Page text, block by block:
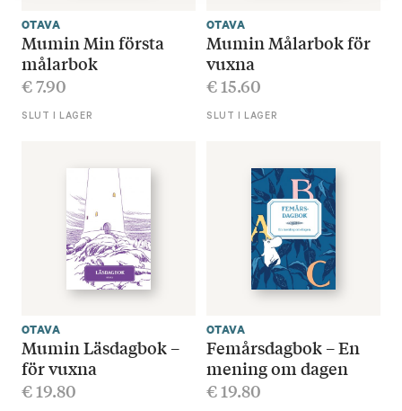
OTAVA
Mumin Min första
målarbok
€7.90
SLUT I LAGER
OTAVA
Mumin Målarbok för
vuxna
€15.60
SLUT I LAGER
OTAVA
Mumin Läsdagbok –
för vuxna
€19.80
OTAVA
Femårsdagbok – En
mening om dagen
€19.80